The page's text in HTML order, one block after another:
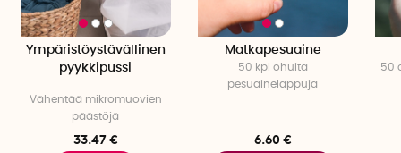
Ympäristöystävällinen
pyykkipussi
Vähentää mikromuovien
päästöjä
33.47 €
Matkapesuaine
50 kpl ohuita
pesuainelappuja
6.60 €
50